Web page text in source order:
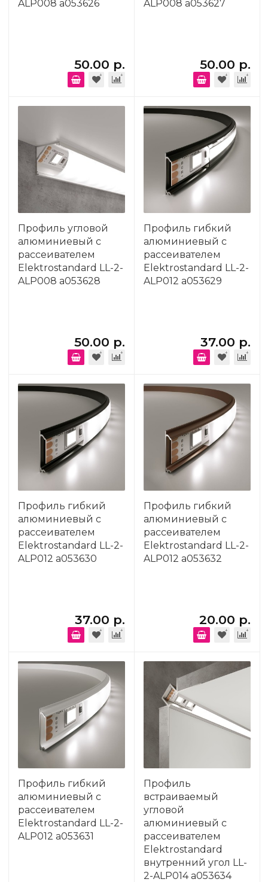
ALP008 a053626
50.00 р.
ALP008 a053627
50.00 р.
Профиль угловой
алюминиевый с
рассеивателем
Elektrostandard LL-2-
ALP008 a053628
50.00 р.
Профиль гибкий
алюминиевый с
рассеивателем
Elektrostandard LL-2-
ALP012 a053629
37.00 р.
Профиль гибкий
алюминиевый с
рассеивателем
Elektrostandard LL-2-
ALP012 a053630
37.00 р.
Профиль гибкий
алюминиевый с
рассеивателем
Elektrostandard LL-2-
ALP012 a053632
20.00 р.
Профиль гибкий
алюминиевый с
рассеивателем
Elektrostandard LL-2-
ALP012 a053631
Профиль
встраиваемый
угловой
алюминиевый с
рассеивателем
Elektrostandard
внутренний угол LL-
2-ALP014 a053634